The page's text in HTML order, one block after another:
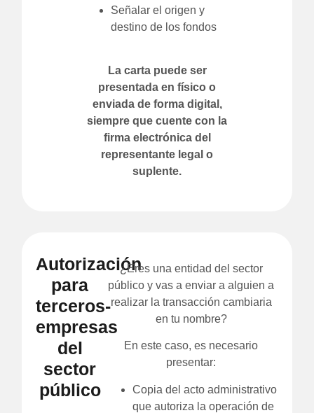
Señalar el origen y
destino de los fondos
La carta puede ser
presentada en físico o
enviada de forma digital,
siempre que cuente con la
firma electrónica del
representante legal o
suplente.
Autorización
para
terceros-
empresas
del
sector
público
¿Eres una entidad del sector
público y vas a enviar a alguien a
realizar la transacción cambiaria
en tu nombre?
En este caso, es necesario
presentar:
Copia del acto administrativo
que autoriza la operación de